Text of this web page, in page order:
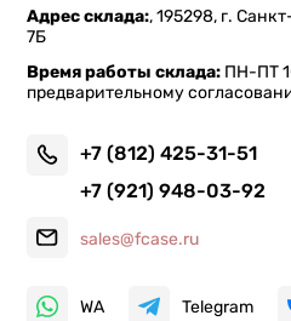
Адрес склада:, 195298, г.
7Б
Время работы склада: ПН-ПТ
предварительному
+7 (812) 425-31-51
+7 (921) 948-03-92
sales@fcase.ru
WA Telegram